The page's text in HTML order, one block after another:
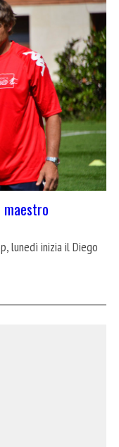
maestro
lunedì inizia il Diego